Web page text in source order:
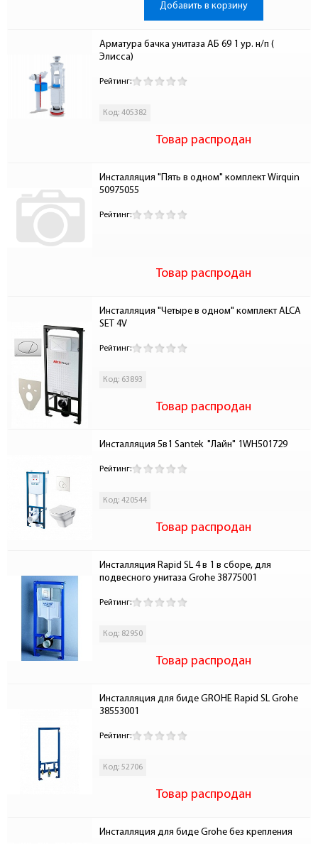
Добавить в корзину
Арматура бачка унитаза АБ 69 1 ур. н/п (
Элисса)
Рейтинг:
Код: 405382
Товар распродан
Инсталляция "Пять в одном" комплект Wirquin
50975055
Рейтинг:
Товар распродан
Инсталляция "Четыре в одном" комплект ALCA
SET 4V
Рейтинг:
Код: 63893
Товар распродан
Инсталляция 5в1 Santek  "Лайн" 1WH501729
Рейтинг:
Код: 420544
Товар распродан
Инсталляция Rapid SL 4 в 1 в сборе, для
подвесного унитаза Grohe 38775001
Рейтинг:
Код: 82950
Товар распродан
Инсталляция для биде GROHE Rapid SL Grohe
38553001
Рейтинг:
Код: 52706
Товар распродан
Инсталляция для биде Grohe без крепления